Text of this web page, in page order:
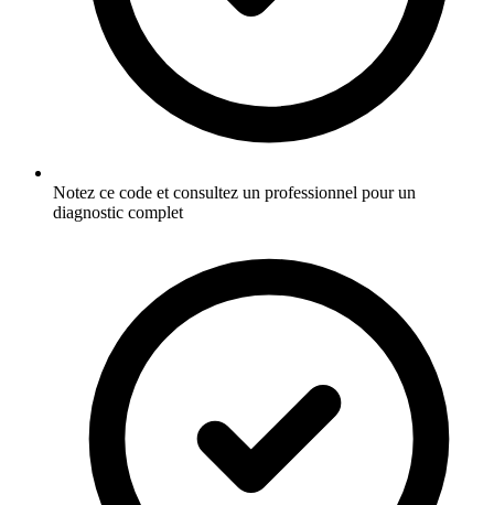
Notez ce code et consultez un professionnel pour un
diagnostic complet